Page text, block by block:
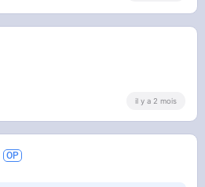
il y a 2 mois